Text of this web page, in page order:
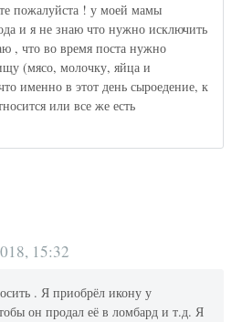
пожалуйста ! у моей мамы
и я не знаю что нужно исключить
, что во время поста нужно
(мясо, молочку, яйца и
именно в этот день сыроедение, к
или все же есть
15:32
. Я приобрёл икону у
он продал её в ломбард и т.д. Я